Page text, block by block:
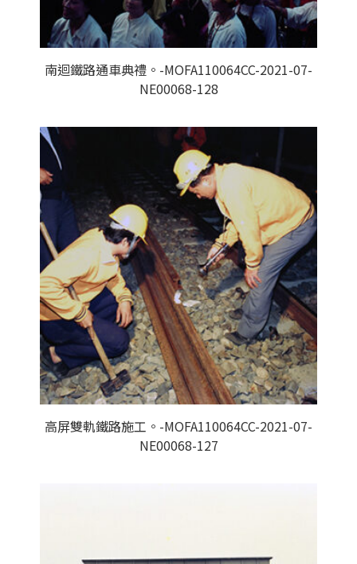
南迴鐵路通車典禮。-MOFA110064CC-2021-07-
NE00068-128
高屏雙軌鐵路施工。-MOFA110064CC-2021-07-
NE00068-127